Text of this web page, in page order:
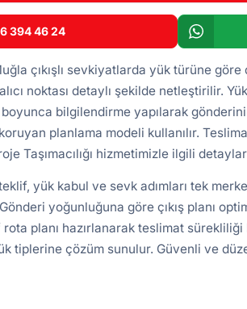
394 46 24
çıkışlı sevkiyatlarda yük türüne göre
noktası detaylı şekilde netleştirilir.
bilgilendirme yapılarak
planlama modeli kullanılır.
Taşımacılığı hizmetimizle ilgili
yük kabul ve sevk adımları tek
yoğunluğuna göre çıkış planı
planı hazırlanarak teslimat
tiplerine çözüm sunulur. Güvenli ve